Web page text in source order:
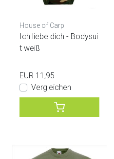
House of Carp
Ich liebe dich - Bodysui
t weiß
EUR 11,95
Vergleichen